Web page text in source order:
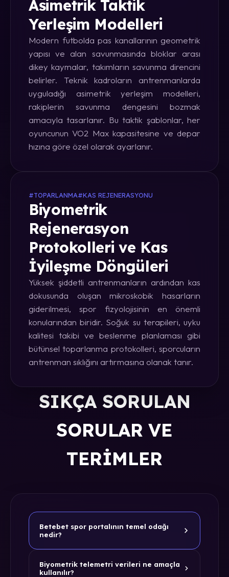
Asimetrik Taktik
Yerleşim Modelleri
Modern futbolda pas kanallarının geometrik
yapısı ve alan savunmasında bloklar arası
dikey kaymalar, takımların savunma direncini
belirler. Teknik kadroların antrenmanlarda
uyguladığı asimetrik yerleşim modelleri,
rakiplerin savunma dengesini bozmak
amacıyla tasarlanır. Bu taktik şablonlar, her
oyuncunun VO2 Max kapasitesine ve depar
hızına göre özel olarak ayarlanır.
#TOPARLANMA#KAS REJENERASYONU
Biyometrik
Rejenerasyon
Protokolleri ve Kas
İyileşme Döngüleri
Yüksek şiddetli antrenmanların ardından kas
dokusunda oluşan mikroskobik hasarların
giderilmesi, spor fizyolojisinin en önemli
konularından biridir. Soğuk su terapileri, uyku
kalitesi takibi ve beslenme planlaması gibi
bütünsel toparlanma protokolleri, sporcuların
antrenman sıklığını artırmasına olanak tanır.
SIKÇA SORULAN
SORULAR VE
TERIMLER
Betebet spor portalının temel odağı
nedir?
Biyometrik telemetri verileri ne amaçla
kullanılır?